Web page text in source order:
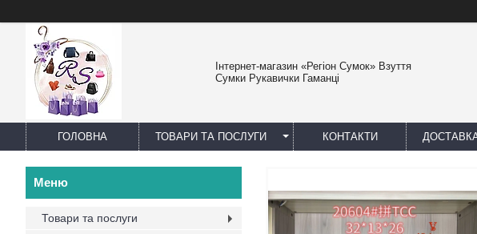
Інтернет-магазин «Регіон Сумок» Взуття
Сумки Рукавички Гаманці
ГОЛОВНА ТОВАРИ ТА ПОСЛУГИ КОНТАКТИ
Товари та послуги